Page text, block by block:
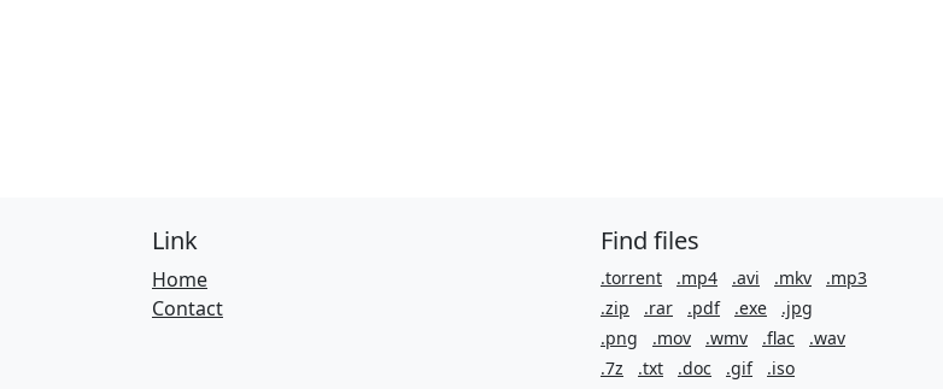
Link
Home
Contact
Find files
.torrent .mp4 .avi .mkv
.mp3
.zip
.rar .pdf .exe
.jpg
.png
.mov .wmv .flac
.wav
.7z
.txt .doc .gif .iso